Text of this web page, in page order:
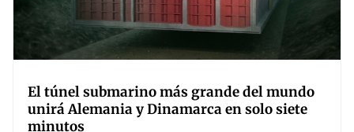
El túnel submarino más grande del mundo
unirá Alemania y Dinamarca en solo siete
minutos